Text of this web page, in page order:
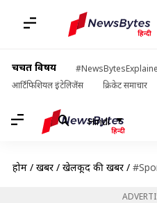
चर्चित विषय
आर्टिफिशियल इंटेलिजेंस
क्रिकेट समाचार
Hindi
होम / खबरें / खेलकूद की खबरें /